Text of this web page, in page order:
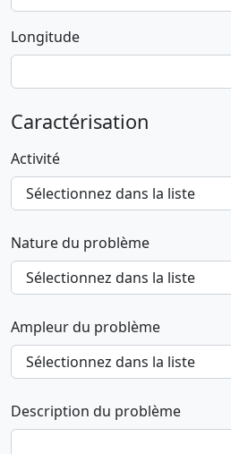
Longitude
Caractérisation
Activité
Nature du problème
Ampleur du problème
Description du problème